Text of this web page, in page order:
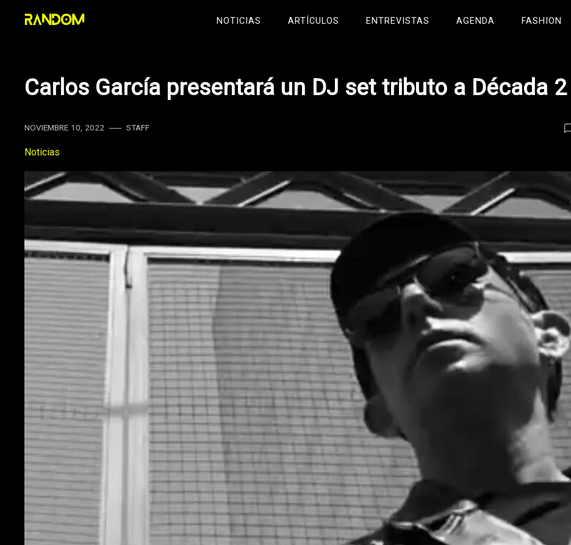
NOTICIAS ARTÍCULOS ENTREVISTAS AGENDA FASHION
Carlos García presentará un DJ set tributo a Década 2
NOVIEMBRE 10, 2022 STAFF
Noticias